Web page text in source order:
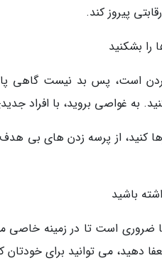
پیروز کند.
بشکنید
است، پس بد نیست گاهی
به غواصی بروید، با افراد
کنید، از پرسه زدن های بی
باشید
ضروری است تا در زمینه خاصی
دهید، می توانید برای